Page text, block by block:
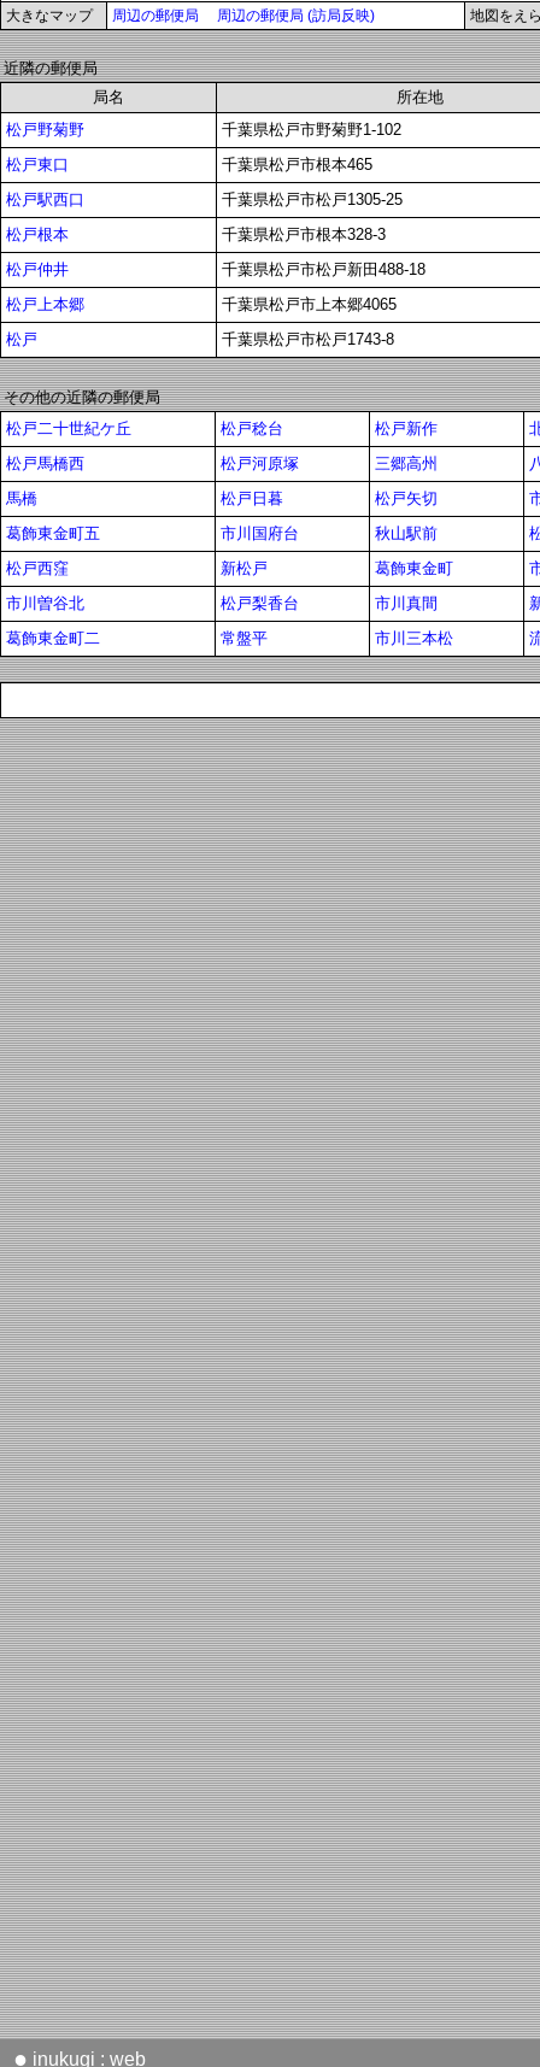
大きなマップ 周辺の郵便局 周辺の郵便局 (訪局反映) 地図をえ
近隣の郵便局
局名
所在地
松戸野菊野
千葉県松戸市野菊野1-102
松戸東口
千葉県松戸市根本465
松戸駅西口
千葉県松戸市松戸1305-25
松戸根本
千葉県松戸市根本328-3
松戸仲井
千葉県松戸市松戸新田488-18
松戸上本郷
千葉県松戸市上本郷4065
松戸
千葉県松戸市松戸1743-8
その他の近隣の郵便局
松戸二十世紀ケ丘
松戸稔台 松戸新作
松戸馬橋西
松戸河原塚 三郷高州
馬橋
松戸日暮 松戸矢切
葛飾東金町五
市川国府台 秋山駅前
松戸西窪
新松戸 葛飾東金町
市川曽谷北
松戸梨香台 市川真間
葛飾東金町二
常盤平 市川三本松
● inukugi : web